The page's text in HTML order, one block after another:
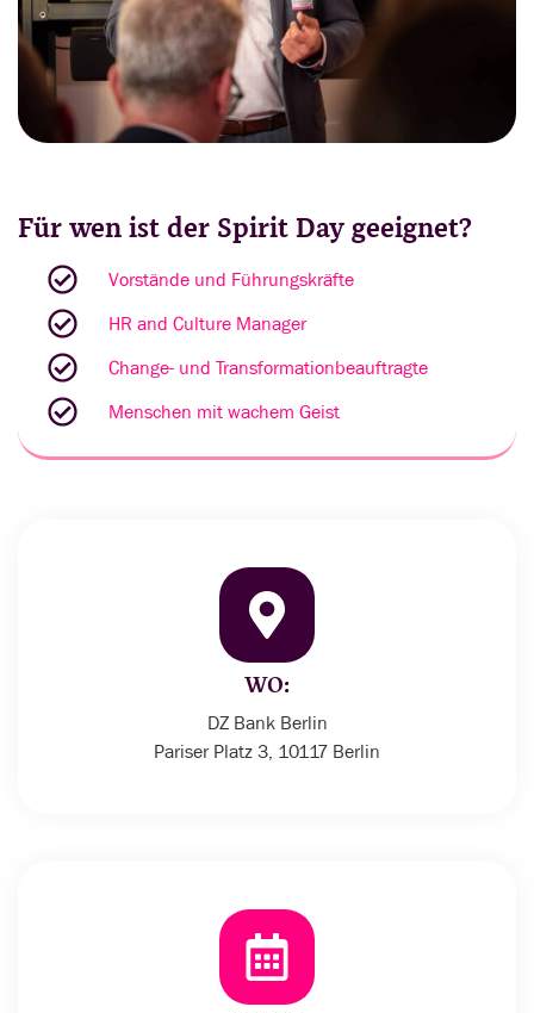
Für wen ist der Spirit Day geeignet?
Vorstände und Führungskräfte
HR and Culture Manager
Change- und Transformationbeauftragte
Menschen mit wachem Geist
WO:
DZ Bank Berlin
Pariser Platz 3, 10117 Berlin